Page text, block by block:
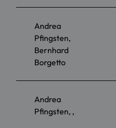
Andrea
Pfingsten,
Bernhard
Borgetto
Andrea
Pfingsten, ,